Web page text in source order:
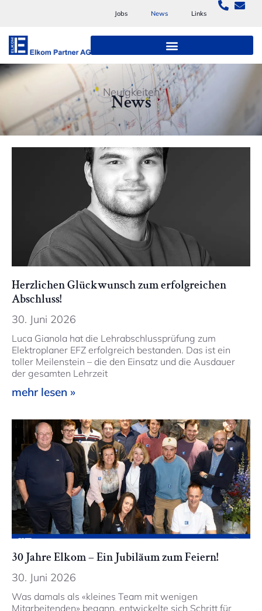
Jobs News Links
Neuigkeiten
News
Herzlichen Glückwunsch zum erfolgreichen
Abschluss!
30. Juni 2026
Luca Gianola hat die Lehrabschlussprüfung zum
Elektroplaner EFZ erfolgreich bestanden. Das ist ein
toller Meilenstein – die den Einsatz und die Ausdauer
der gesamten Lehrzeit
mehr lesen »
30 Jahre Elkom – Ein Jubiläum zum Feiern!
30. Juni 2026
Was damals als «kleines Team mit wenigen
Mitarbeitenden» begann, entwickelte sich Schritt für